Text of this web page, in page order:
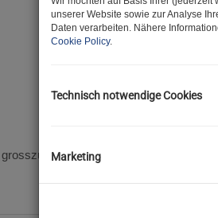
unserer Website sowie zur Analyse
Daten verarbeiten. Nähere
Cookie Policy.
Technisch notwendige Cookies
Marketing